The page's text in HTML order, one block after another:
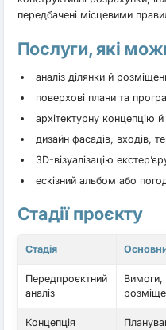
передбачені місцевими
Послуги, які
аналіз ділянки й
поверхові плани та
архітектурну концепцію
дизайн фасадів, входів,
3D-візуалізацію
ескізний альбом або
Стадії проєкту
Стадія
Передпроєктний
аналіз
Концепція